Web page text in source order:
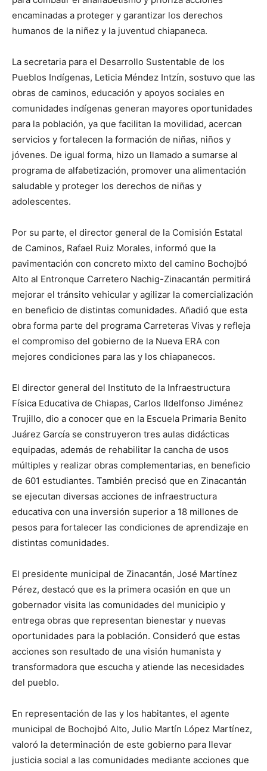
encaminadas a proteger y garantizar los derechos
humanos de la niñez y la juventud chiapaneca.
La secretaria para el Desarrollo Sustentable de los
Pueblos Indígenas, Leticia Méndez Intzín, sostuvo que las
obras de caminos, educación y apoyos sociales en
comunidades indígenas generan mayores oportunidades
para la población, ya que facilitan la movilidad, acercan
servicios y fortalecen la formación de niñas, niños y
jóvenes. De igual forma, hizo un llamado a sumarse al
programa de alfabetización, promover una alimentación
saludable y proteger los derechos de niñas y
adolescentes.
Por su parte, el director general de la Comisión Estatal
de Caminos, Rafael Ruiz Morales, informó que la
pavimentación con concreto mixto del camino Bochojbó
Alto al Entronque Carretero Nachig-Zinacantán permitirá
mejorar el tránsito vehicular y agilizar la comercialización
en beneficio de distintas comunidades. Añadió que esta
obra forma parte del programa Carreteras Vivas y refleja
el compromiso del gobierno de la Nueva ERA con
mejores condiciones para las y los chiapanecos.
El director general del Instituto de la Infraestructura
Física Educativa de Chiapas, Carlos Ildelfonso Jiménez
Trujillo, dio a conocer que en la Escuela Primaria Benito
Juárez García se construyeron tres aulas didácticas
equipadas, además de rehabilitar la cancha de usos
múltiples y realizar obras complementarias, en beneficio
de 601 estudiantes. También precisó que en Zinacantán
se ejecutan diversas acciones de infraestructura
educativa con una inversión superior a 18 millones de
pesos para fortalecer las condiciones de aprendizaje en
distintas comunidades.
El presidente municipal de Zinacantán, José Martínez
Pérez, destacó que es la primera ocasión en que un
gobernador visita las comunidades del municipio y
entrega obras que representan bienestar y nuevas
oportunidades para la población. Consideró que estas
acciones son resultado de una visión humanista y
transformadora que escucha y atiende las necesidades
del pueblo.
En representación de las y los habitantes, el agente
municipal de Bochojbó Alto, Julio Martín López Martínez,
valoró la determinación de este gobierno para llevar
justicia social a las comunidades mediante acciones que